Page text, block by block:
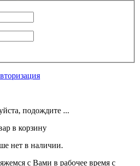
подождите ...
в корзину
нет в наличии.
с Вами в рабочее время с